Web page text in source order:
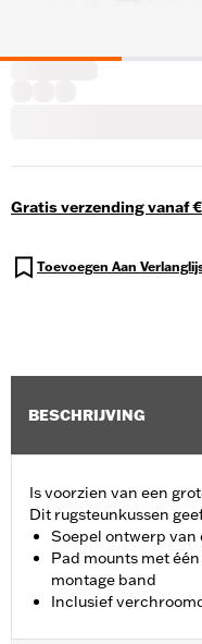
Gratis verzending vanaf
Toevoegen Aan
BESCHRIJVING
Is voorzien van een
Dit rugsteunkussen
Soepel ontwerp van
Pad mounts met
montage band
Inclusief